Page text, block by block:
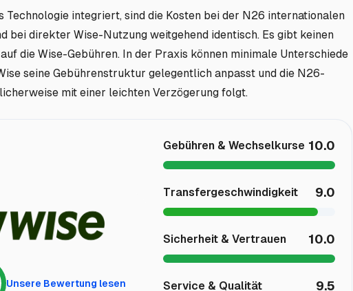
Technologie integriert, sind die Kosten bei der N26 internationalen
bei direkter Wise-Nutzung weitgehend identisch. Es gibt keinen
die Wise-Gebühren. In der Praxis können minimale Unterschiede
seine Gebührenstruktur gelegentlich anpasst und die N26-
mit einer leichten Verzögerung folgt.
Unsere Bewertung lesen
Gebühren & Wechselkurse 10.0
Transfergeschwindigkeit 9.0
Sicherheit & Vertrauen 10.0
Service & Qualität 9.5